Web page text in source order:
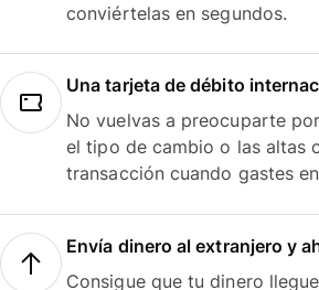
conviértelas en segundos.
Una tarjeta de débito
No vuelvas a preocuparte
el tipo de cambio o las altas
transacción cuando gastes
Envía dinero al extranjero y
Consigue que tu dinero